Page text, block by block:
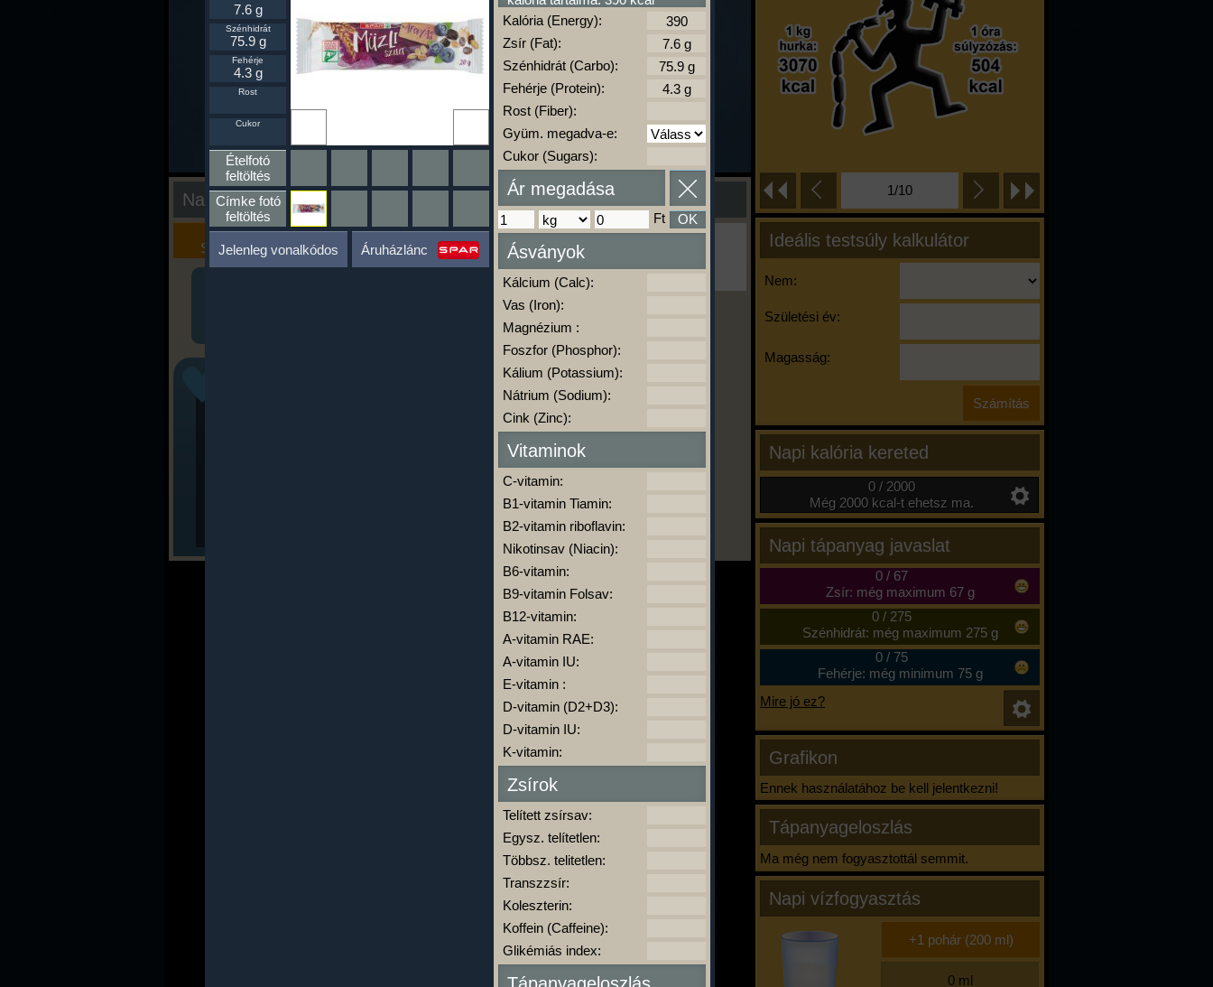
1/10
Ideális testsúly kalkulátor
Nem:
Születési év:
Magasság:
Napi kalória kereted
0 / 2000
Még 2000 kcal-t ehetsz ma.
Napi tápanyag javaslat
0/ 67
Zsír: még maximum 67 g
0/ 275
Szénhidrát: még maximum 275 g
0/ 75
Fehérje: még minimum 75 g
Mire jó ez?
Grafikon
Ennek használatához be kell jelentkezni!
Tápanyageloszlás
Ma még nem fogyasztottál semmit.
Napi vízfogyasztás
Nap kiértékelése
Kalória
Szimulátor
Szöveges
Értékelés
Ha ma már nem eszel/sportolsz többet,
kattints a kiértékelésre!
A Kalória Szimulátor Prémium funkció.
kalóriabázis.hu
-
7.6 g
Szénhidrát
75.9 g
Fehérje
4.3 g
Rost
Cukor
Ételfotó
feltöltés
Címke fotó
feltöltés
Jelenleg vonalkódos Áruházlánc
Kalória (Energy):
Zsír (Fat):
Szénhidrát (Carbo):
Fehérje (Protein):
Rost (Fiber):
Gyüm. megadva-e:
Cukor (Sugars):
Ár megadása
Ft OK
Ásványok
Kálcium (Calc):
Vas (Iron):
Magnézium :
Foszfor (Phosphor):
Kálium (Potassium):
Nátrium (Sodium):
Cink (Zinc):
Vitaminok
C-vitamin:
B1-vitamin Tiamin:
B2-vitamin riboflavin:
Nikotinsav (Niacin):
B6-vitamin:
B9-vitamin Folsav:
B12-vitamin:
A-vitamin RAE:
A-vitamin IU:
E-vitamin :
D-vitamin (D2+D3):
D-vitamin IU:
K-vitamin:
Zsírok
Telített zsírsav:
Egysz. telítetlen:
Többsz. telitetlen:
Transzzsír:
Koleszterin:
Koffein (Caffeine):
Glikémiás index: